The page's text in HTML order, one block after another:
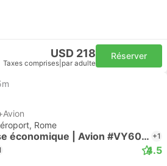
USD 218
Taxes comprises par adulte
Réserver
Rome
Classe économique | Avion #VY6004 +1
4.5